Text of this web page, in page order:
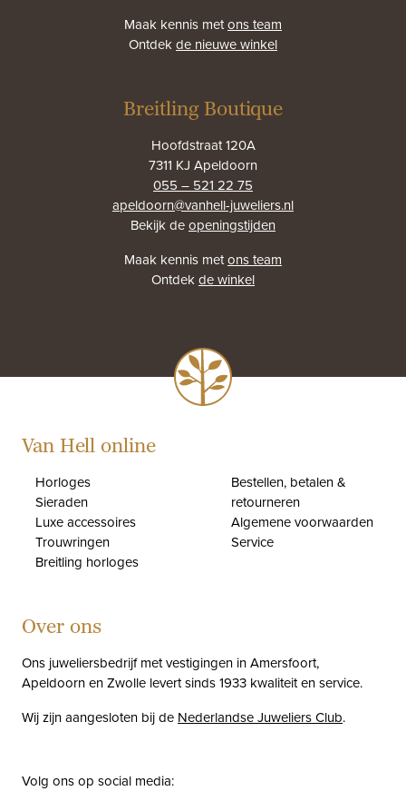
Maak kennis metons team
Ontdekde nieuwe winkel
Breitling Boutique
Hoofdstraat 120A
7311 KJ Apeldoorn
055 – 521 22 75
apeldoorn@vanhell-juweliers.nl
Bekijk deopeningstijden
Maak kennis metons team
Ontdekde winkel
Van Hell online
Horloges
Sieraden
Luxe accessoires
Trouwringen
Breitling horloges
Bestellen, betalen &
retourneren
Algemene voorwaarden
Service
Over ons
Ons juweliersbedrijf met vestigingen in Amersfoort,
Apeldoorn en Zwolle levert sinds 1933 kwaliteit en service.
Wij zijn aangesloten bij de Nederlandse Juweliers Club.
Volg ons op social media: